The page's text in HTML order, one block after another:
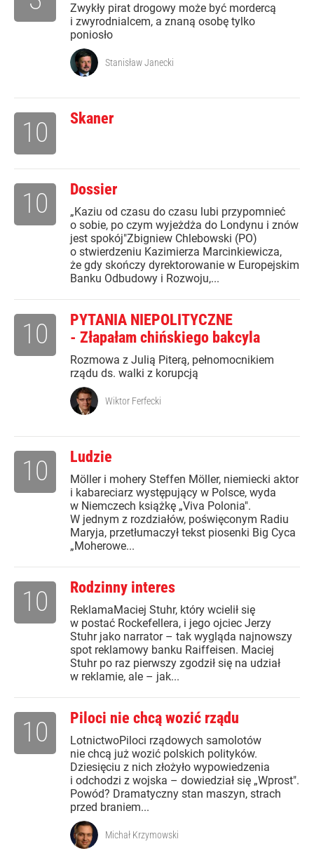
Zwykły pirat drogowy może być mordercą
i zwyrodnialcem, a znaną osobę tylko
poniosło
Stanisław Janecki
Skaner
10
Dossier
„Kaziu od czasu do czasu lubi przypomnieć
o sobie, po czym wyjeżdża do Londynu i znów
jest spokój"Zbigniew Chlebowski (PO)
o stwierdzeniu Kazimierza Marcinkiewicza,
że gdy skończy dyrektorowanie w Europejskim
Banku Odbudowy i Rozwoju,...
10
PYTANIA NIEPOLITYCZNE
- Złapałam chińskiego bakcyla
Rozmowa z Julią Piterą, pełnomocnikiem
rządu ds. walki z korupcją
10
Wiktor Ferfecki
Ludzie
Möller i mohery Steffen Möller, niemiecki aktor
i kabareciarz występujący w Polsce, wyda
w Niemczech książkę „Viva Polonia".
W jednym z rozdziałów, poświęconym Radiu
Maryja, przetłumaczył tekst piosenki Big Cyca
„Moherowe...
10
Rodzinny interes
ReklamaMaciej Stuhr, który wcielił się
w postać Rockefellera, i jego ojciec Jerzy
Stuhr jako narrator – tak wygląda najnowszy
spot reklamowy banku Raiffeisen. Maciej
Stuhr po raz pierwszy zgodził się na udział
w reklamie, ale – jak...
10
Piloci nie chcą wozić rządu
LotnictwoPiloci rządowych samolotów
nie chcą już wozić polskich polityków.
Dziesięciu z nich złożyło wypowiedzenia
i odchodzi z wojska – dowiedział się „Wprost".
Powód? Dramatyczny stan maszyn, strach
przed braniem...
10
Michał Krzymowski